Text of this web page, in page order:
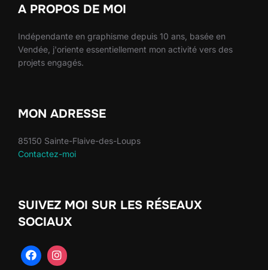
A PROPOS DE MOI
Indépendante en graphisme depuis 10 ans, basée en
Vendée, j'oriente essentiellement mon activité vers des
projets engagés.
MON ADRESSE
85150 Sainte-Flaive-des-Loups
Contactez-moi
SUIVEZ MOI SUR LES RÉSEAUX
SOCIAUX